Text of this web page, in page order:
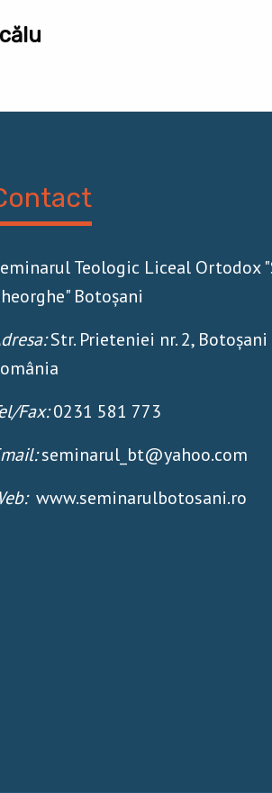
Teologic Liceal Ortodox
Botoșani
Str. Prieteniei nr. 2, Botoșani
Fax:0231 581 773
seminarul_bt@yahoo.com
www.seminarulbotosani.ro